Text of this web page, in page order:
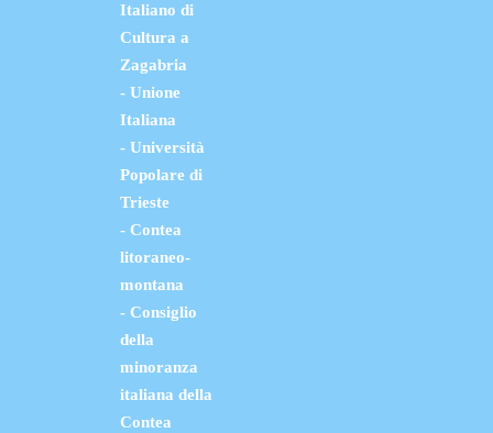
Italiano di
Cultura a
Zagabria
- Unione
Italiana
- Università
Popolare di
Trieste
- Contea
litoraneo-
montana
- Consiglio
della
minoranza
italiana della
Contea